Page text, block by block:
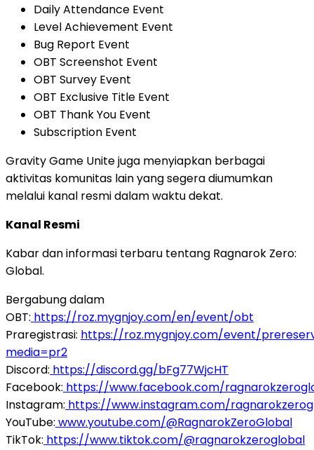
Daily Attendance Event
Level Achievement Event
Bug Report Event
OBT Screenshot Event
OBT Survey Event
OBT Exclusive Title Event
OBT Thank You Event
Subscription Event
Gravity Game Unite juga menyiapkan berbagai
aktivitas komunitas lain yang segera diumumkan
melalui kanal resmi dalam waktu dekat.
Kanal Resmi
Kabar dan informasi terbaru tentang Ragnarok Zero:
Global.
Bergabung dalam
OBT: https://roz.mygnjoy.com/en/event/obt
Praregistrasi: https://roz.mygnjoy.com/event/
media=pr2
Discord: https://discord.gg/bFg77WjcHT
Facebook: https://www.facebook.com/
Instagram: https://www.instagram.com/
YouTube: www.youtube.com/@RagnarokZeroGlobal
TikTok: https://www.tiktok.com/@ragnarokzeroglobal